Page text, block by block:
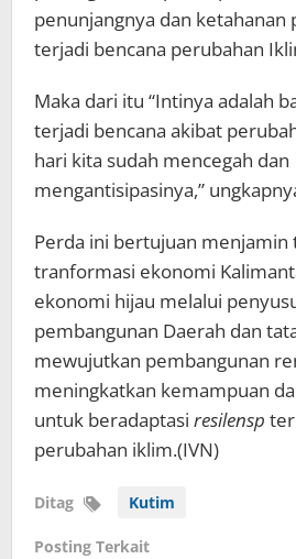
penunjangnya dan ketahanan
terjadi bencana perubahan
Maka dari itu “Intinya adalah
terjadi bencana akibat
hari kita sudah mencegah dan
mengantisipasinya,”
Perda ini bertujuan
tranformasi ekonomi
ekonomi hijau melalui
pembangunan Daerah dan
mewujutkan pembangunan
meningkatkan kemampuan
untuk beradaptasi resilensp
perubahan iklim.(IVN)
Ditag Kutim
Posting Terkait